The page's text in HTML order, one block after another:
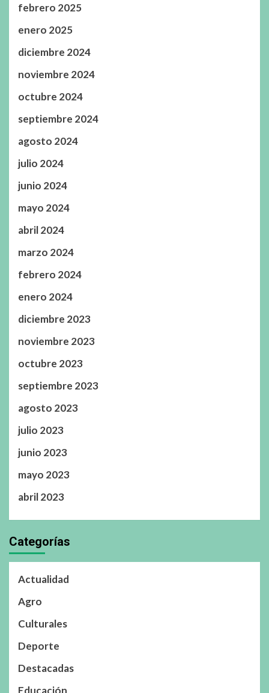
febrero 2025
enero 2025
diciembre 2024
noviembre 2024
octubre 2024
septiembre 2024
agosto 2024
julio 2024
junio 2024
mayo 2024
abril 2024
marzo 2024
febrero 2024
enero 2024
diciembre 2023
noviembre 2023
octubre 2023
septiembre 2023
agosto 2023
julio 2023
junio 2023
mayo 2023
abril 2023
Categorías
Actualidad
Agro
Culturales
Deporte
Destacadas
Educación